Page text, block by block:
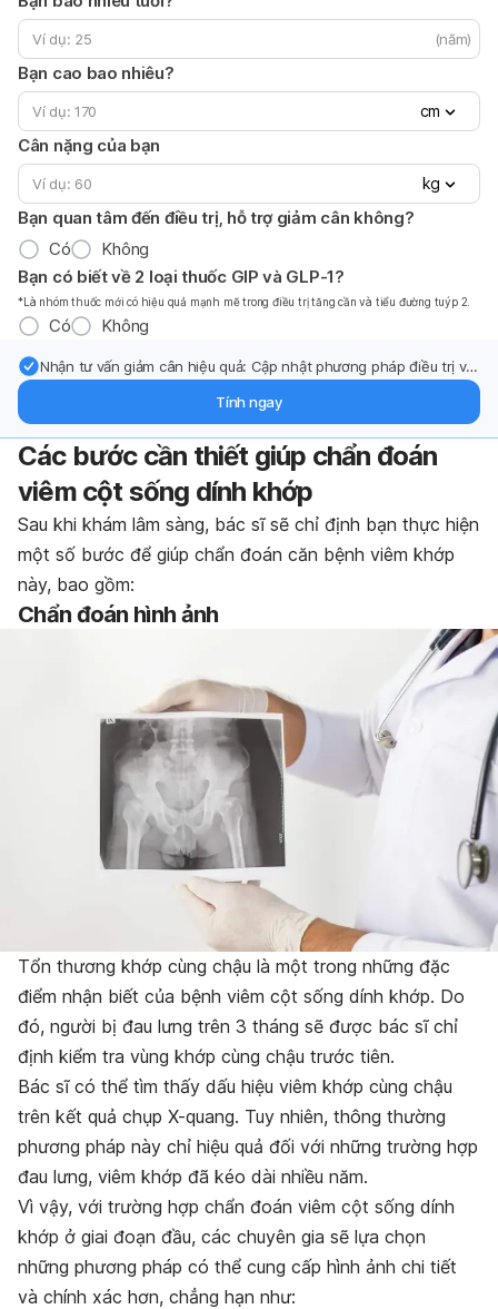
(năm)
Bạn cao bao nhiêu?
cm
Cân nặng của bạn
kg
Bạn quan tâm đến điều trị, hỗ trợ giảm cân không?
Có
Không
Bạn có biết về 2 loại thuốc GIP và GLP-1?
*Là nhóm thuốc mới có hiệu quả mạnh mẽ trong điều trị tăng cần và tiểu đường tuýp 2.
Có Không
Nhận tư vấn giảm cân hiệu quả: Cập nhật phương pháp điều trị và
Tính ngay
Các bước cần thiết giúp chẩn đoán
viêm cột sống dính khớp
Sau khi khám lâm sàng, bác sĩ sẽ chỉ định bạn thực hiện
một số bước để giúp chẩn đoán căn bệnh viêm khớp
này, bao gồm:
Chẩn đoán hình ảnh
Tổn thương khớp cùng chậu là một trong những đặc
điểm nhận biết của bệnh viêm cột sống dính khớp. Do
đó, người bị đau lưng trên 3 tháng sẽ được bác sĩ chỉ
định kiểm tra vùng khớp cùng chậu trước tiên.
Bác sĩ có thể tìm thấy dấu hiệu viêm khớp cùng chậu
trên kết quả chụp X-quang. Tuy nhiên, thông thường
phương pháp này chỉ hiệu quả đối với những trường hợp
đau lưng, viêm khớp đã kéo dài nhiều năm.
Vì vậy, với trường hợp chẩn đoán viêm cột sống dính
khớp ở giai đoạn đầu, các chuyên gia sẽ lựa chọn
những phương pháp có thể cung cấp hình ảnh chi tiết
và chính xác hơn, chẳng hạn như: